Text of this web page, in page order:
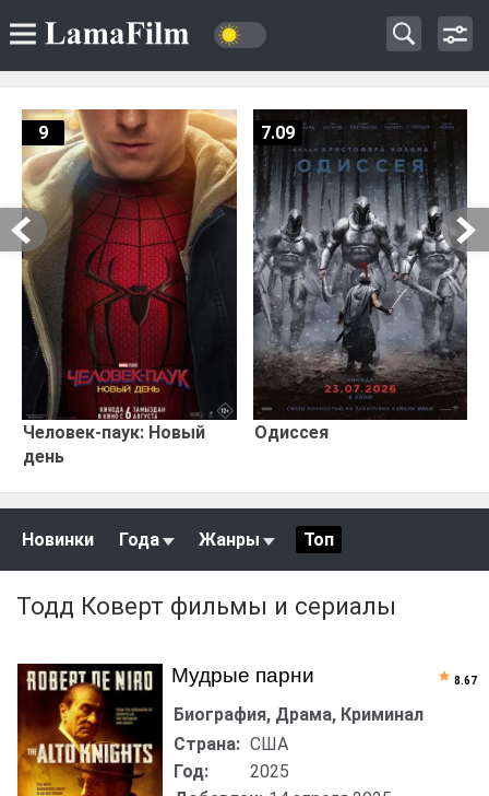
Человек-паук: Новый
день
9
Одиссея
7.09
Новинки Года Жанры Топ
Тодд Коверт фильмы и сериалы
Мудрые парни
Биография, Драма, Криминал
Страна: США
Год:
2025
8.67